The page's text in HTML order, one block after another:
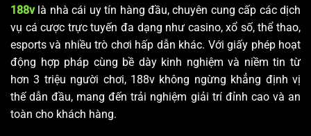
Quyền truy cập:Bạn có thể xem lại lịch sử cược, lịch sử
giao dịch bất cứ lúc nào.
Quyền chỉnh sửa:Yêu cầu cập nhật thông tin cá nhân nếu
có sai sót hoặc thay đổi (ví dụ: đổi số điện thoại).
Quyền khiếu nại:
188vlà nhà cái uy tín hàng đầu, chuyên cung cấp các dịch
vụ cá cược trực tuyến đa dạng như casino, xổ số, thể thao,
esports và nhiều trò chơi hấp dẫn khác. Với giấy phép hoạt
động hợp pháp cùng bề dày kinh nghiệm và niềm tin từ
hơn 3 triệu người chơi, 188v không ngừng khẳng định vị
thế dẫn đầu, mang đến trải nghiệm giải trí đỉnh cao và an
toàn cho khách hàng.